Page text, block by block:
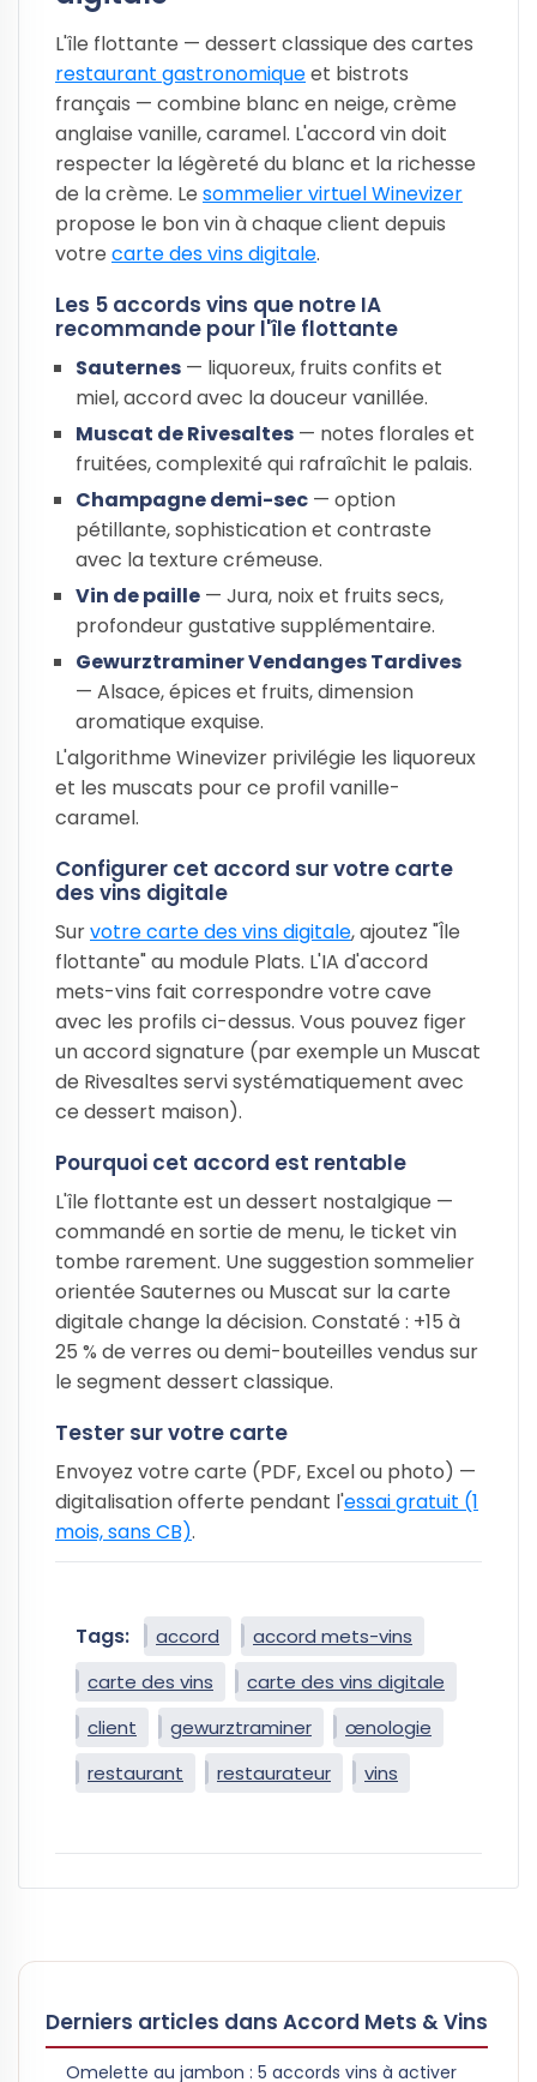
L'île flottante — dessert classique des cartes
restaurant gastronomiqueet bistrots
français — combine blanc en neige, crème
anglaise vanille, caramel. L'accord vin doit
respecter la légèreté du blanc et la richesse
de la crème. Le sommelier virtuel Winevizer
propose le bon vin à chaque client depuis
votre carte des vins digitale.
Les 5 accords vins que notre IA
recommande pour l'île flottante
Sauternes — liquoreux, fruits confits et
miel, accord avec la douceur vanillée.
Muscat de Rivesaltes — notes florales et
fruitées, complexité qui rafraîchit le palais.
Champagne demi-sec — option
pétillante, sophistication et contraste
avec la texture crémeuse.
Vin de paille — Jura, noix et fruits secs,
profondeur gustative supplémentaire.
Gewurztraminer Vendanges Tardives
— Alsace, épices et fruits, dimension
aromatique exquise.
L'algorithme Winevizer privilégie les liquoreux
et les muscats pour ce profil vanille-
caramel.
Configurer cet accord sur votre carte
des vins digitale
Survotre carte des vins digitale, ajoutez "Île
flottante" au module Plats. L'IA d'accord
mets-vins fait correspondre votre cave
avec les profils ci-dessus. Vous pouvez figer
un accord signature (par exemple un Muscat
de Rivesaltes servi systématiquement avec
ce dessert maison).
Pourquoi cet accord est rentable
L'île flottante est un dessert nostalgique —
commandé en sortie de menu, le ticket vin
tombe rarement. Une suggestion sommelier
orientée Sauternes ou Muscat sur la carte
digitale change la décision. Constaté : +15 à
25 % de verres ou demi-bouteilles vendus sur
le segment dessert classique.
Tester sur votre carte
Envoyez votre carte (PDF, Excel ou photo) —
digitalisation offerte pendant l'essai gratuit (1
mois, sans CB).
Tags: accord
accord mets-vins
carte des vins
carte des vins digitale
client
gewurztraminer
œnologie
restaurant
restaurateur vins
Derniers articles dans Accord Mets & Vins
Omelette au jambon : 5 accords vins à activer